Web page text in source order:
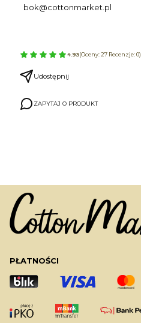
bok@cottonmarket.pl
4.93(Oceny: 27 Recenzje: 0)
Udostępnij
ZAPYTAJ O PRODUKT
PŁATNOŚCI